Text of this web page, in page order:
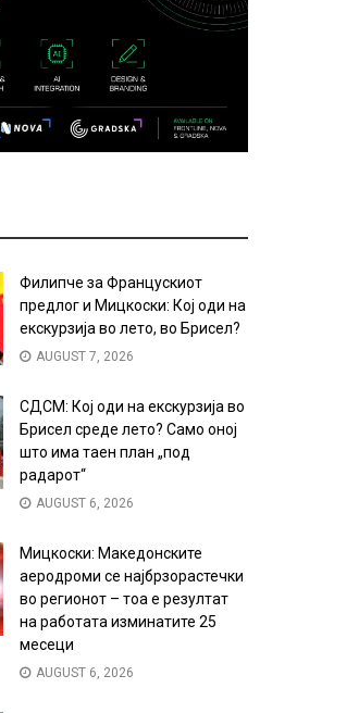
Филипче за Францускиот
предлог и Мицкоски: Кој оди на
екскурзија во лето, во Брисел?
AUGUST 7, 2026
СДСМ: Кој оди на екскурзија во
Брисел среде лето? Само оној
што има таен план „под
радарот“
AUGUST 6, 2026
Мицкоски: Македонските
аеродроми се најбрзорастечки
во регионот – тоа е резултат
на работата изминатите 25
месеци
AUGUST 6, 2026